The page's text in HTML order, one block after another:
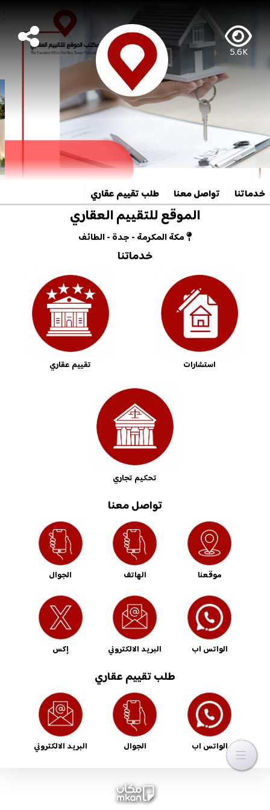
5.6K
خدماتنا تواصل معنا طلب تقييم عقاري
الموقع للتقييم العقاري
مكة المكرمة - جدة - الطائف
خدماتنا
استشارات تقييم عقاري
تحكيم تجاري
تواصل معنا
موقعنا الهاتف الجوال
الواتس اب البريد الالكتروني إكس
طلب تقييم عقاري
الواتس اب الجوال البريد الالكتروني